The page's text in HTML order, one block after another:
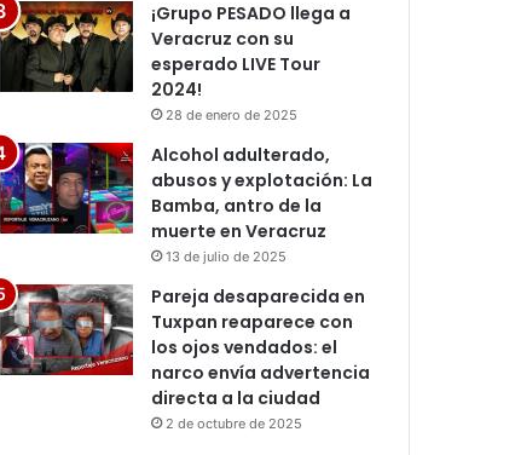
¡Grupo PESADO llega a
Veracruz con su
esperado LIVE Tour
2024!
28 de enero de 2025
Alcohol adulterado,
abusos y explotación: La
Bamba, antro de la
muerte en Veracruz
13 de julio de 2025
Pareja desaparecida en
Tuxpan reaparece con
los ojos vendados: el
narco envía advertencia
directa a la ciudad
2 de octubre de 2025